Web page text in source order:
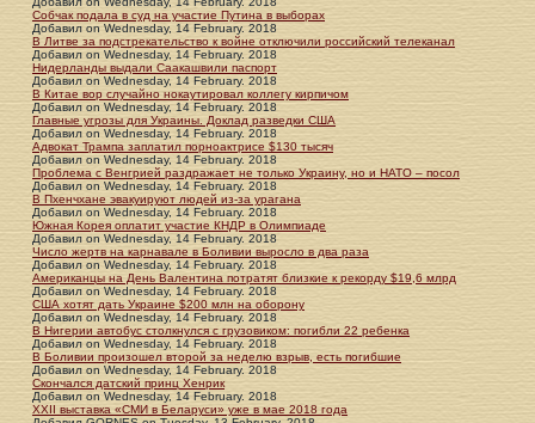
Собчак подала в суд на участие Путина в выборах
Добавил on Wednesday, 14 February. 2018
В Литве за подстрекательство к войне отключили российский телеканал
Добавил on Wednesday, 14 February. 2018
Нидерланды выдали Саакашвили паспорт
Добавил on Wednesday, 14 February. 2018
В Китае вор случайно нокаутировал коллегу кирпичом
Добавил on Wednesday, 14 February. 2018
Главные угрозы для Украины. Доклад разведки США
Добавил on Wednesday, 14 February. 2018
Адвокат Трампа заплатил порноактрисе $130 тысяч
Добавил on Wednesday, 14 February. 2018
Проблема с Венгрией раздражает не только Украину, но и НАТО – посол
Добавил on Wednesday, 14 February. 2018
В Пхенчхане эвакуируют людей из-за урагана
Добавил on Wednesday, 14 February. 2018
Южная Корея оплатит участие КНДР в Олимпиаде
Добавил on Wednesday, 14 February. 2018
Число жертв на карнавале в Боливии выросло в два раза
Добавил on Wednesday, 14 February. 2018
Американцы на День Валентина потратят близкие к рекорду $19,6 млрд
Добавил on Wednesday, 14 February. 2018
США хотят дать Украине $200 млн на оборону
Добавил on Wednesday, 14 February. 2018
В Нигерии автобус столкнулся с грузовиком: погибли 22 ребенка
Добавил on Wednesday, 14 February. 2018
В Боливии произошел второй за неделю взрыв, есть погибшие
Добавил on Wednesday, 14 February. 2018
Скончался датский принц Хенрик
Добавил on Wednesday, 14 February. 2018
XXII выставка «СМИ в Беларуси» уже в мае 2018 года